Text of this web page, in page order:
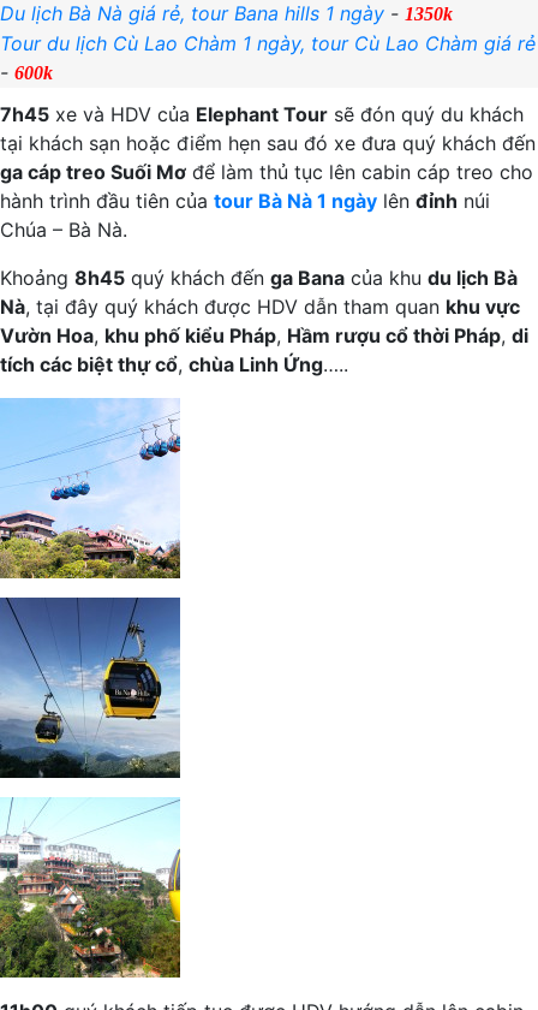
Du lịch Bà Nà giá rẻ, tour Bana hills 1 ngày - 1350k
Tour du lịch Cù Lao Chàm 1 ngày, tour Cù Lao Chàm giá rẻ
- 600k
7h45 xe và HDV của Elephant Tour sẽ đón quý du khách
tại khách sạn hoặc điểm hẹn sau đó xe đưa quý khách đến
ga cáp treo Suối Mơ để làm thủ tục lên cabin cáp treo cho
hành trình đầu tiên của tour Bà Nà 1 ngày lên đỉnh núi
Chúa – Bà Nà.
Khoảng 8h45 quý khách đến ga Bana của khu du lịch Bà
Nà, tại đây quý khách được HDV dẫn tham quan khu vực
Vườn Hoa, khu phố kiểu Pháp, Hầm rượu cổ thời Pháp, di
tích các biệt thự cổ, chùa Linh Ứng…..